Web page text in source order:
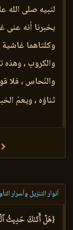
لنبيه صلى
يخبرنا أنه عنى
وكلتاهما غاشية
والكروب ، وهذه
والنّحاس ، فلا
ثناؤه ، ويعمّ
أنوار التنزيل وأسرار
{هَلۡ أَتَىٰكَ حَدِيثُ